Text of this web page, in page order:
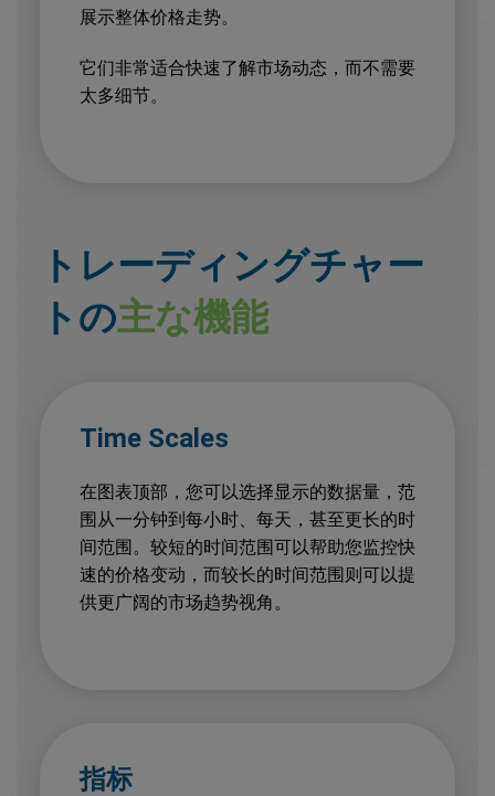
展示整体价格走势。
它们非常适合快速了解市场动态，而不需要
太多细节。
トレーディングチャー
トの主な機能
Time Scales
在图表顶部，您可以选择显示的数据量，范
围从一分钟到每小时、每天，甚至更长的时
间范围。较短的时间范围可以帮助您监控快
速的价格变动，而较长的时间范围则可以提
供更广阔的市场趋势视角。
指标